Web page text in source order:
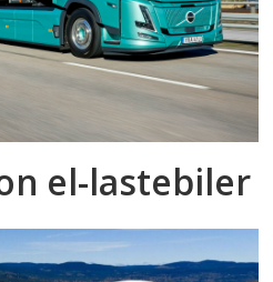
el-lastebiler